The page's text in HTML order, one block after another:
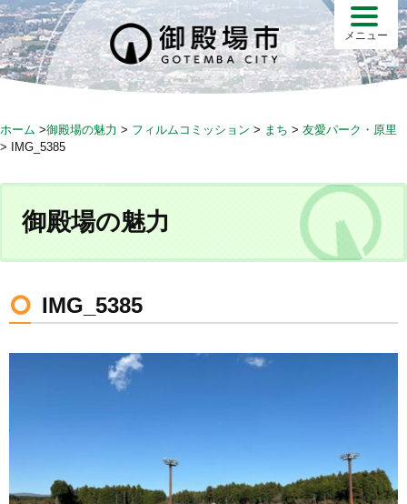
S
k
i
p
c
n
メニュー
ホーム >御殿場の魅力 > フィルムコミッション > まち > 友愛パーク・原里
> IMG_5385
御殿場の魅力
IMG_5385